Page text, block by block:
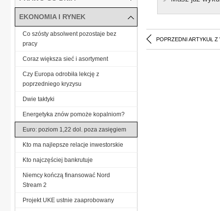
POPRZEDNI ARTYKUŁ Z
EKONOMIA I RYNEK
Co szósty absolwent pozostaje bez
pracy
Coraz większa sieć i asortyment
Czy Europa odrobiła lekcję z
poprzedniego kryzysu
Dwie taktyki
Energetyka znów pomoże kopalniom?
Euro: poziom 1,22 dol. poza zasięgiem
Kto ma najlepsze relacje inwestorskie
Kto najczęściej bankrutuje
Niemcy kończą finansować Nord
Stream 2
Projekt UKE ustnie zaaprobowany